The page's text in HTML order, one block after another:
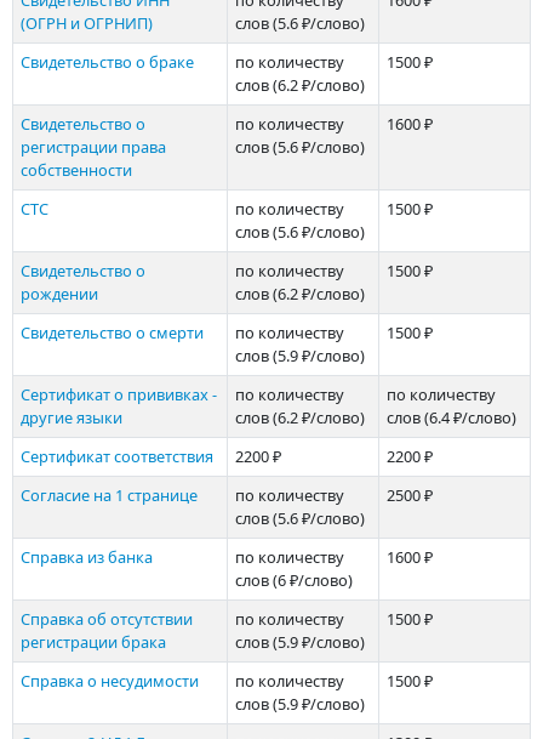
(ОГРН и ОГРНИП)
слов(5.6 ₽/слово)
Свиде­тельство о браке
по количеству
слов(6.2 ₽/слово)
1500 ₽
Свиде­тельство о
регистрации права
собственности
по количеству
слов(5.6 ₽/слово)
1600 ₽
СТС
по количеству
слов(5.6 ₽/слово)
1500 ₽
Свиде­тельство о
рождении
по количеству
слов(6.2 ₽/слово)
1500 ₽
Свиде­тельство о смерти
по количеству
слов(5.9 ₽/слово)
1500 ₽
Сертификат о прививках -
другие языки
по количеству
слов(6.2 ₽/слово)
по количеству
слов(6.4 ₽/слово)
Сертификат соответствия
2200 ₽
2200 ₽
Согласие на 1 странице
по количеству
слов(5.6 ₽/слово)
2500 ₽
Справка из банка
по количеству
слов(6 ₽/слово)
1600 ₽
Справка об отсутствии
регистрации брака
по количеству
слов(5.9 ₽/слово)
1500 ₽
Справка о несудимости
по количеству
слов(5.9 ₽/слово)
1500 ₽